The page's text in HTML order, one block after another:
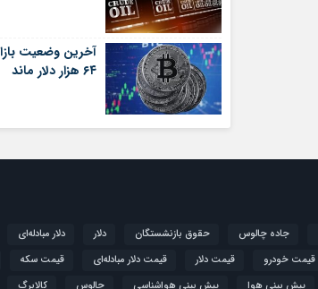
آخرین وضعیت
۶۴ هزار دلار ماند
جاده چالوس حقوق بازنشستگان دلار دلار مبادله‌ای
قیمت خودرو قیمت دلار قیمت دلار مبادله‌ای قیمت سکه
پیش بینی هوا پیش بینی هواشناسی چالوس کالابرگ